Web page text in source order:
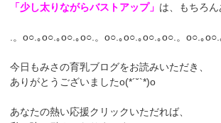
「少し太りながらバストアップ」 は、もちろん
.。o○.｡o○.｡o○.｡o○.。o○.｡o○.｡o○.｡o○.。o○.｡o○.
今日もみさの育乳ブログをお読みいただき、
ありがとうございましたο(*´˘`*)ο
あなたの熱い応援クリックいただれば、